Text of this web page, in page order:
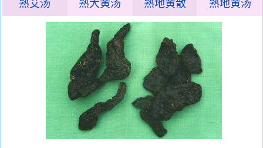
熟艾汤 熟大黄汤 熟地黄散 熟地黄汤